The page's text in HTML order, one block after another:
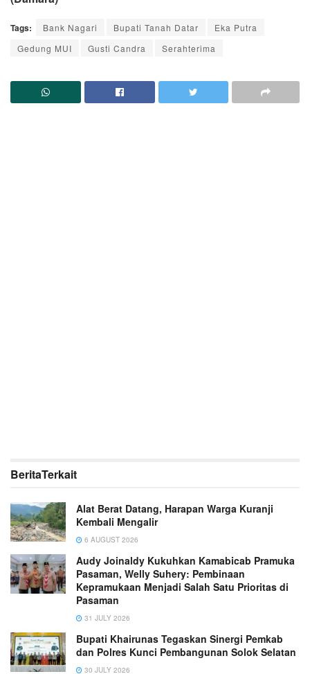
Tags: Bank Nagari Bupati Tanah Datar
Eka Putra
Gedung MUI
Gusti Candra Serahterima
BeritaTerkait
Alat Berat Datang, Harapan Warga Kuranji
Kembali Mengalir
6 AUGUST 2026
Audy Joinaldy Kukuhkan Kamabicab Pramuka
Pasaman, Welly Suhery: Pembinaan
Kepramukaan Menjadi Salah Satu Prioritas di
Pasaman
31 JULY 2026
Bupati Khairunas Tegaskan Sinergi Pemkab
dan Polres Kunci Pembangunan Solok Selatan
30 JULY 2026